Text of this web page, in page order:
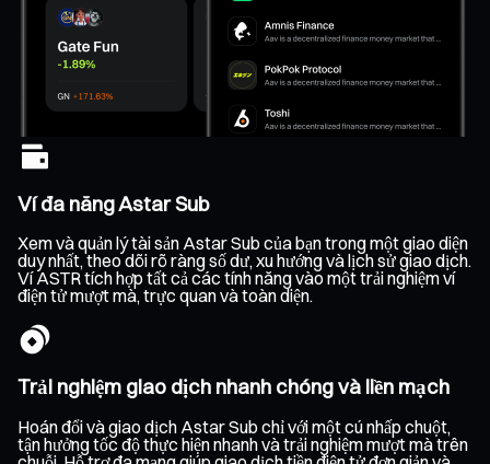
Ví đa năng Astar Sub
Xem và quản lý tài sản Astar Sub của bạn trong một giao diện
duy nhất, theo dõi rõ ràng số dư, xu hướng và lịch sử giao dịch.
Ví ASTR tích hợp tất cả các tính năng vào một trải nghiệm ví
điện tử mượt mà, trực quan và toàn diện.
Trải nghiệm giao dịch nhanh chóng và liền mạch
Hoán đổi và giao dịch Astar Sub chỉ với một cú nhấp chuột,
tận hưởng tốc độ thực hiện nhanh và trải nghiệm mượt mà trên